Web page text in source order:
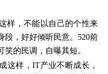
样，不能以自己的个性来
段，好好倾听民意。520前
的民调，自曝其短。
这样，IT产业不断成长，